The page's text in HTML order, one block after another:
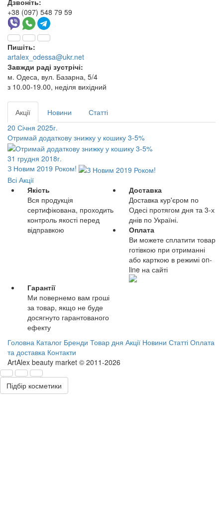
Дзвоніть:
+38 (097) 548 79 59
Пишіть:
artalex_odessa@ukr.net
Завжди раді зустрічі:
м. Одеса, вул. Базарна, 5/4
з 10.00-19.00, неділя вихідний
Акції Новини
Статті
20 Січня 2025г.
Отримай додаткову знижку у кошику 3-5%
31 грудня 2018г.
З Новим 2019 Роком!
Всі Акції
Якість
Вся продукція
сертифікована, проходить
контроль якості перед
відправкою
Доставка
Доставка кур'єром по
Одесі протягом дня та 3-х
днів по Україні.
Оплата
Ви можете сплатити товар
готівкою при отриманні
або карткою в режимі on-
line на сайті
Гарантії
Ми повернемо вам гроші
за товар, якщо не буде
досягнуто гарантованого
ефекту
Головна Каталог Бренди Товар дня Акції Новини Статті Оплата
та доставка Контакти
ArtAlex beauty market © 2011-2026
Підбір косметики